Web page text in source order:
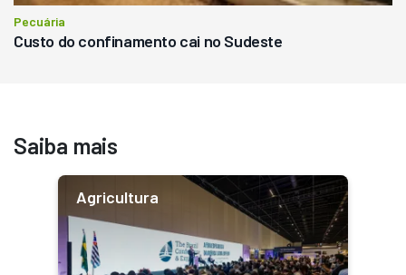
Pecuária
Custo do confinamento cai no Sudeste
Saiba mais
Agricultura